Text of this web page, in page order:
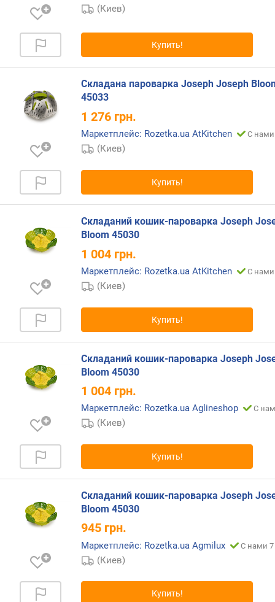
о
б
ъ
м
(
)
г
у
и
м
)
о
щ
н
д
н
а
м
м
)
т
о
щ
и
с
е
(Киев)
Купить!
Складана пароварка Joseph Joseph
45033
1 276 грн.
Маркетплейс: Rozetka.ua AtKitchen С нами
(Киев)
Купить!
Складаний кошик-пароварка Joseph
Bloom 45030
1 004 грн.
Маркетплейс: Rozetka.ua AtKitchen С нами
(Киев)
Купить!
Складаний кошик-пароварка Joseph
Bloom 45030
1 004 грн.
Маркетплейс: Rozetka.ua Aglineshop С
(Киев)
Купить!
Складаний кошик-пароварка Joseph
Bloom 45030
945 грн.
Маркетплейс: Rozetka.ua Agmilux С нами 7
(Киев)
Купить!